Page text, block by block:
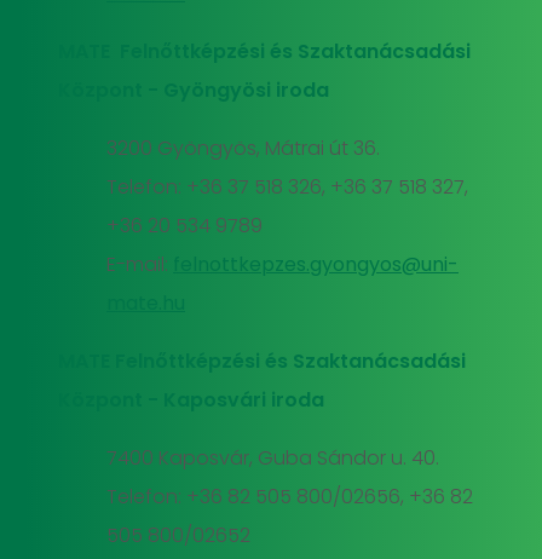
MATE Felnőttképzési és Szaktanácsadási
Központ - Gyöngyösi iroda
3200 Gyöngyös, Mátrai út 36.
Telefon: +36 37 518 326, +36 37 518 327,
+36 20 534 9789
E-mail:
felnottkepzes.gyongyos@uni-
MATE Felnőttképzési és Szaktanácsadási
Központ - Kaposvári iroda
7400 Kaposvár, Guba Sándor u. 40.
Telefon: +36 82 505 800/02656, +36 82
505 800/02652